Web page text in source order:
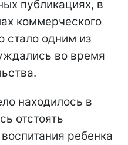
публикациях, в
коммерческого
стало одним из
во время
находилось в
отстоять
ребенка